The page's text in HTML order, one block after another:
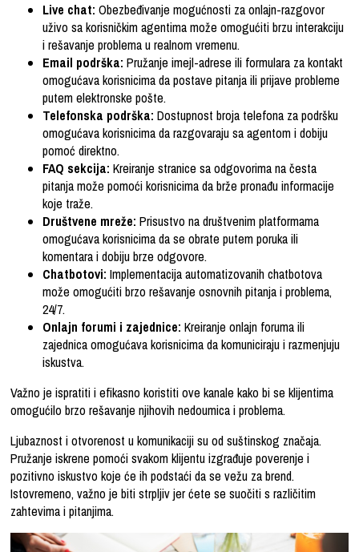
Live chat: Obezbeđivanje mogućnosti za onlajn-razgovor
uživo sa korisničkim agentima može omogućiti brzu interakciju
i rešavanje problema u realnom vremenu.
Email podrška: Pružanje imejl-adrese ili formulara za kontakt
omogućava korisnicima da postave pitanja ili prijave probleme
putem elektronske pošte.
Telefonska podrška: Dostupnost broja telefona za podršku
omogućava korisnicima da razgovaraju sa agentom i dobiju
pomoć direktno.
FAQ sekcija: Kreiranje stranice sa odgovorima na česta
pitanja može pomoći korisnicima da brže pronađu informacije
koje traže.
Društvene mreže: Prisustvo na društvenim platformama
omogućava korisnicima da se obrate putem poruka ili
komentara i dobiju brze odgovore.
Chatbotovi: Implementacija automatizovanih chatbotova
može omogućiti brzo rešavanje osnovnih pitanja i problema,
24/7.
Onlajn forumi i zajednice: Kreiranje onlajn foruma ili
zajednica omogućava korisnicima da komuniciraju i razmenjuju
iskustva.
Važno je ispratiti i efikasno koristiti ove kanale kako bi se klijentima
omogućilo brzo rešavanje njihovih nedoumica i problema.
Ljubaznost i otvorenost u komunikaciji su od suštinskog značaja.
Pružanje iskrene pomoći svakom klijentu izgrađuje poverenje i
pozitivno iskustvo koje će ih podstaći da se vežu za brend.
Istovremeno, važno je biti strpljiv jer ćete se suočiti s različitim
zahtevima i pitanjima.